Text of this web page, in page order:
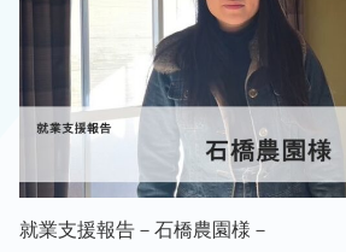
就業支援報告－石橋農園様－